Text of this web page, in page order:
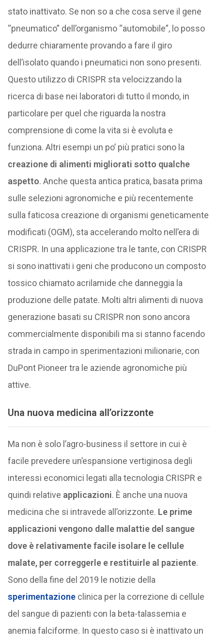
stato inattivato. Se non so a che cosa serve il gene
“pneumatico” dell’organismo “automobile”, lo posso
dedurre chiaramente provando a fare il giro
dell’isolato quando i pneumatici non sono presenti.
Questo utilizzo di CRISPR sta velocizzando la
ricerca di base nei laboratori di tutto il mondo, in
particolare per quel che riguarda la nostra
comprensione di come la vita si è evoluta e
funziona. Altri esempi un po’ più pratici sono la
creazione di alimenti migliorati sotto qualche
aspetto. Anche questa antica pratica, basata prima
sulle selezioni agronomiche e più recentemente
sulla faticosa creazione di organismi geneticamente
modificati (OGM), sta accelerando molto nell’era di
CRISPR. In una applicazione tra le tante, con CRISPR
si sono inattivati i geni che producono un composto
tossico chiamato acrilamide che danneggia la
produzione delle patate. Molti altri alimenti di nuova
generazione basati su CRISPR non sono ancora
commercialmente disponibili ma si stanno facendo
strada in campo in sperimentazioni milionarie, con
DuPont Pioneer tra le aziende agronomiche più
attive.
Una nuova medicina all’orizzonte
Ma non è solo l’agro-business il settore in cui è
facile prevedere un’espansione vertiginosa degli
interessi economici legati alla tecnologia CRISPR e
quindi relative applicazioni. È anche una nuova
medicina che si intravede all’orizzonte. Le prime
applicazioni vengono dalle malattie del sangue
dove è relativamente facile isolare le cellule
malate, per correggerle e restituirle al paziente.
Sono della fine del 2019 le notizie della
sperimentazioneclinica per la correzione di cellule
del sangue di pazienti con la beta-talassemia e
anemia falciforme. In questo caso si è inattivato un